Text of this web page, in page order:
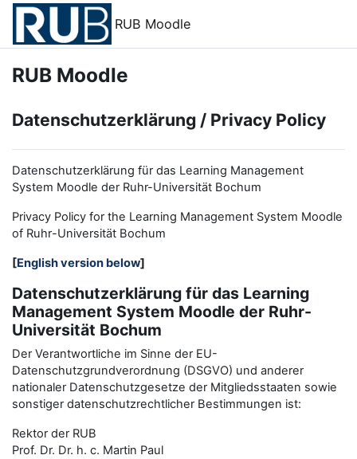
Zum Hauptinhalt
RUB Moodle
RUB Moodle
Datenschutzerklärung / Privacy Policy
Datenschutzerklärung für das Learning Management
System Moodle der Ruhr-Universität Bochum
Privacy Policy for the Learning Management System Moodle
of Ruhr-Universität Bochum
[English version below]
Datenschutzerklärung für das Learning
Management System Moodle der Ruhr-
Universität Bochum
Der Verantwortliche im Sinne der EU-
Datenschutzgrundverordnung (DSGVO) und anderer
nationaler Datenschutzgesetze der Mitgliedsstaaten sowie
sonstiger datenschutzrechtlicher Bestimmungen ist:
Rektor der RUB
Prof. Dr. Dr. h. c. Martin Paul